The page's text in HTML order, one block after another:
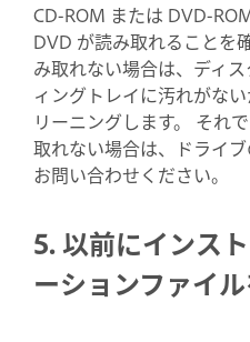
CD-ROM または DVD-
DVD が読み取れることを
み取れない場合は、ディ
ィングトレイに汚れがな
リーニングします。 それ
取れない場合は、ドライ
お問い合わせください。
5. 以前にインス
ーションファイル